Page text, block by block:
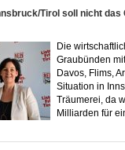
Tirol soll nicht
Die
Graubünden
Davos, Flims,
Situation in
Träumerei, da
Milliarden für